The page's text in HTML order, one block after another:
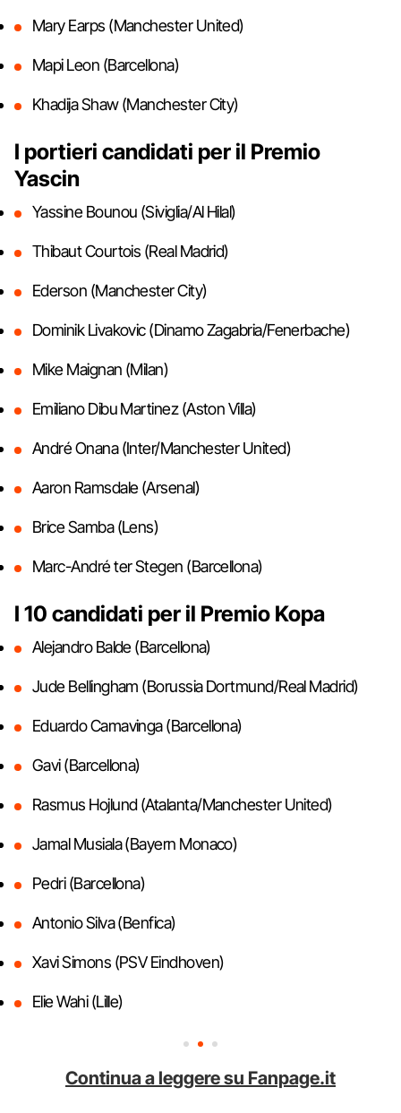
Mary Earps (Manchester United)
Mapi Leon (Barcellona)
Khadija Shaw (Manchester City)
I portieri candidati per il Premio
Yascin
Yassine Bounou (Siviglia/Al Hilal)
Thibaut Courtois (Real Madrid)
Ederson (Manchester City)
Dominik Livakovic (Dinamo Zagabria/Fenerbache)
Mike Maignan (Milan)
Emiliano Dibu Martinez (Aston Villa)
André Onana (Inter/Manchester United)
Aaron Ramsdale (Arsenal)
Brice Samba (Lens)
Marc-André ter Stegen (Barcellona)
I 10 candidati per il Premio Kopa
Alejandro Balde (Barcellona)
Jude Bellingham (Borussia Dortmund/Real Madrid)
Eduardo Camavinga (Barcellona)
Gavi (Barcellona)
Rasmus Hojlund (Atalanta/Manchester United)
Jamal Musiala (Bayern Monaco)
Pedri (Barcellona)
Antonio Silva (Benfica)
Xavi Simons (PSV Eindhoven)
Elie Wahi (Lille)
Continua a leggere su Fanpage.it